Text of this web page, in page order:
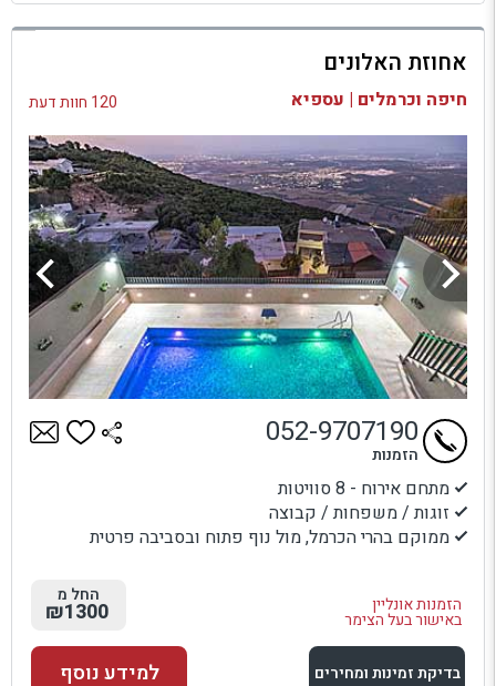
למתחם זה
בדיקת זמינות ומחירים
אחוזת האלונים
חיפה וכרמלים | עספיא 120 חוות דעת
מתחם אירוח - 8 סוויטות
זוגות / משפחות / קבוצה
ממוקם בהרי הכרמל, מול נוף פתוח ובסביבה פרטית
הזמנות אונליין
באישור בעל הצימר
052-9707190
הזמנות
החל מ
₪1300
בדיקת זמינות ומחירים למידע נוסף